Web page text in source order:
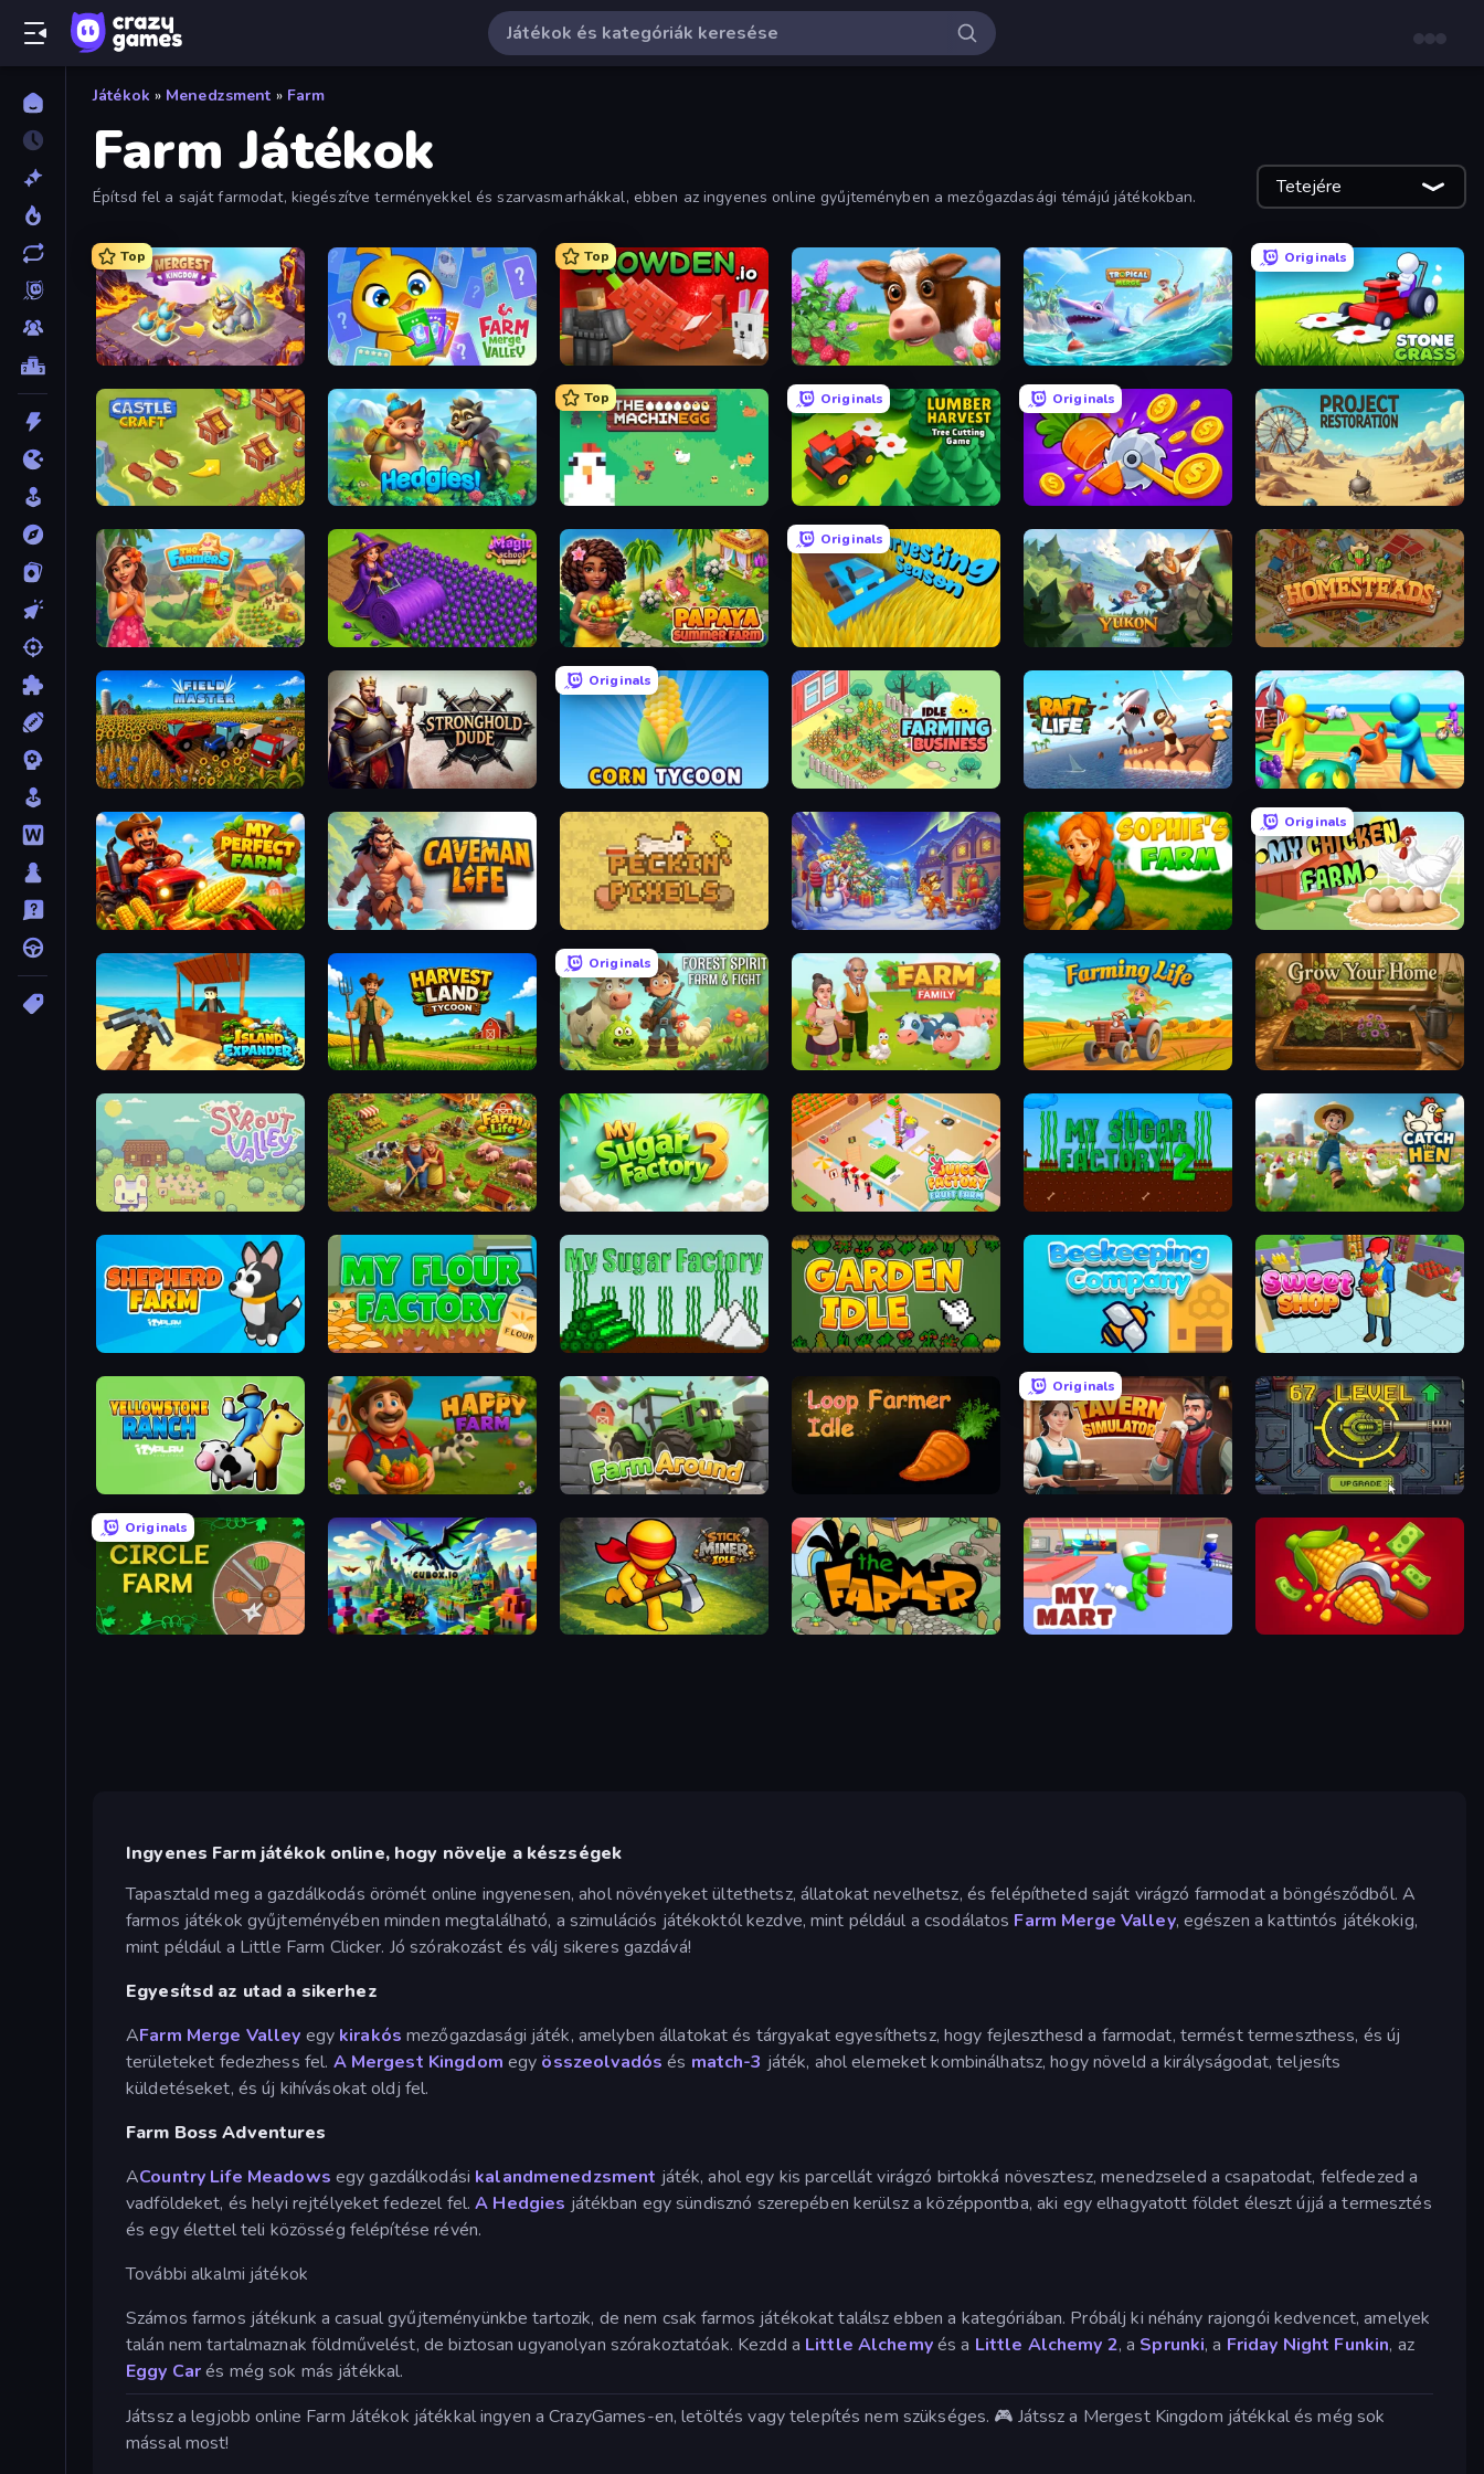
Játékok » Menedzsment » Farm
Farm Játékok
Építsd fel a saját farmodat, kiegészítve terményekkel és szarvasmarhákkal, ebben az ingyenes online gyűjteményben a mezőgazdasági témájú játékokban. Tetejére
Top
Mergest Kingdom Farm Merge Valley
Top
Grow A Garden | Growden.io Country Life Meadows Tropical Merge
Originals
Stone Grass: Mowing Simulator
Castle Craft Hedgies
Top
The MachinEGG
Originals
Lumber Harvest: Tree Cutting Game
Originals
Farm Ring Idle Project Restoration
The Farmers Magic School Papaya Summer Farm
Originals
Harvesting Season Yukon: Family Adventure Homesteads: Dream Farm
Field Master Stronghold Dude
Originals
Corn Tycoon Idle Farming Business Raft Life Farm Land
My Perfect Farm Caveman Life Peckin' Pixels Snow Farm Happy New Year Sophie's Farm
Originals
My Chicken Farm
Island Expander Harvest Land Tycoon
Originals
Forest Spirit: Farm & Fight Farm Family Farming Life Grow Your Home
Sprout Valley Farm Life My Sugar Factory 3 Juice Factory - Fruit Farm My Sugar Factory 2 Catch the Hen
Shepherd Farm My Flour Factory My Sugar Factory Garden Idle Beekeeping Company Sweet Shop 3D
Yellowstone Ranch Happy Farm Farm Around
Originals
Tavern Simulator Tank Evolution
Originals
Circle Farm Cubox.io Stick Miner Idle The Farmer My Mart Farm-51: Secret Harvest
Ingyenes Farm játékok online, hogy növelje a készségek
Tapasztald meg a gazdálkodás örömét online ingyenesen, ahol növényeket ültethetsz, állatokat nevelhetsz, és felépítheted saját virágzó farmodat a böngésződből. A
farmos játékok gyűjteményében minden megtalálható, a szimulációs játékoktól kezdve, mint például a csodálatos Farm Merge Valley, egészen a kattintós játékokig,
mint például a Little Farm Clicker. Jó szórakozást és válj sikeres gazdává!
Egyesítsd az utad a sikerhez
AFarm Merge Valley egy kirakós mezőgazdasági játék, amelyben állatokat és tárgyakat egyesíthetsz, hogy fejleszthesd a farmodat, termést termeszthess, és új
területeket fedezhess fel. A Mergest Kingdom egy összeolvadós és match-3 játék, ahol elemeket kombinálhatsz, hogy növeld a királyságodat, teljesíts
küldetéseket, és új kihívásokat oldj fel.
Farm Boss Adventures
ACountry Life Meadows egy gazdálkodási kalandmenedzsment játék, ahol egy kis parcellát virágzó birtokká növesztesz, menedzseled a csapatodat, felfedezed a
vadföldeket, és helyi rejtélyeket fedezel fel.A Hedgies játékban egy sündisznó szerepében kerülsz a középpontba, aki egy elhagyatott földet éleszt újjá a termesztés
és egy élettel teli közösség felépítése révén.
További alkalmi játékok
Számos farmos játékunk a casual gyűjteményünkbe tartozik, de nem csak farmos játékokat találsz ebben a kategóriában. Próbálj ki néhány rajongói kedvencet, amelyek
talán nem tartalmaznak földművelést, de biztosan ugyanolyan szórakoztatóak. Kezdd a Little Alchemyés a Little Alchemy 2, a Sprunki, a Friday Night Funkin, az
Eggy Carés még sok más játékkal.
Játssz a legjobb online Farm Játékok játékkal ingyen a CrazyGames-en, letöltés vagy telepítés nem szükséges. 🎮 Játssz a Mergest Kingdom játékkal és még sok
mással most!